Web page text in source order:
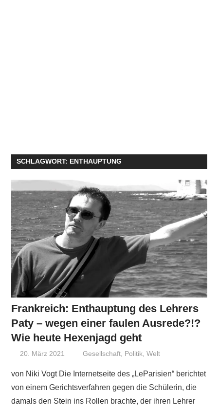
SCHLAGWORT: ENTHAUPTUNG
Frankreich: Enthauptung des Lehrers
Paty – wegen einer faulen Ausrede?!?
Wie heute Hexenjagd geht
20. März 2021 Niki Vogt
Gesellschaft, Politik,Welt
von Niki Vogt Die Internetseite des „LeParisien“ berichtet
von einem Gerichtsverfahren gegen die Schülerin, die
damals den Stein ins Rollen brachte, der ihren Lehrer